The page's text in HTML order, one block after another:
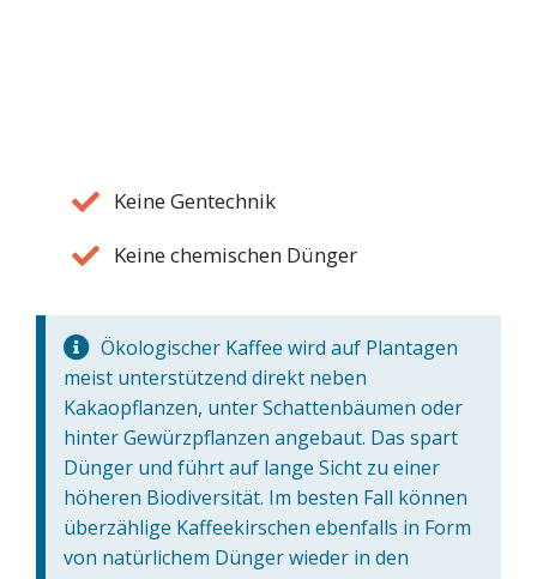
Keine Gentechnik
Keine chemischen Dünger
Ökologischer Kaffee wird auf Plantagen
meist unterstützend direkt neben
Kakaopflanzen, unter Schattenbäumen oder
hinter Gewürzpflanzen angebaut. Das spart
Dünger und führt auf lange Sicht zu einer
höheren Biodiversität. Im besten Fall können
überzählige Kaffeekirschen ebenfalls in Form
von natürlichem Dünger wieder in den